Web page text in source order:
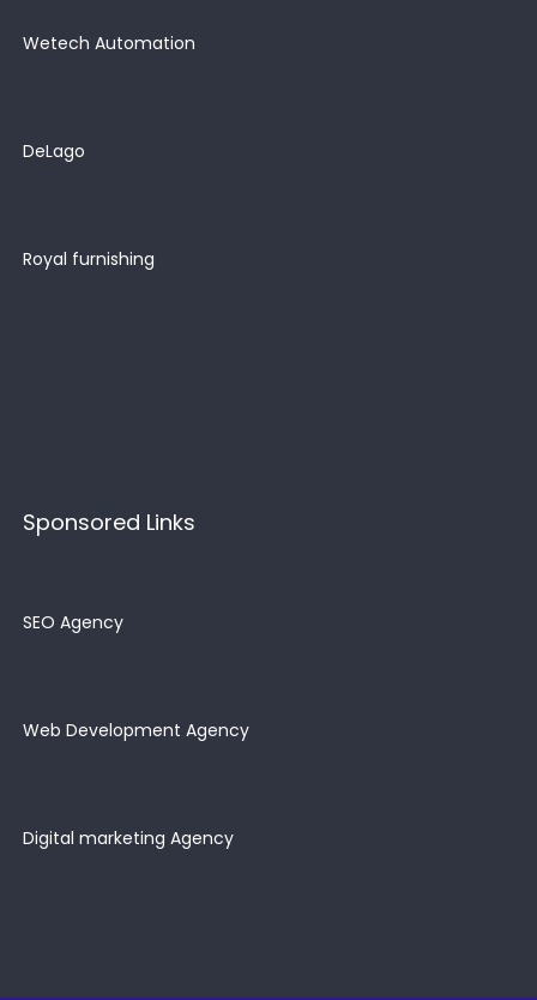
Wetech Automation
DeLago
Royal furnishing
Sponsored Links
SEO Agency
Web Development Agency
Digital marketing Agency